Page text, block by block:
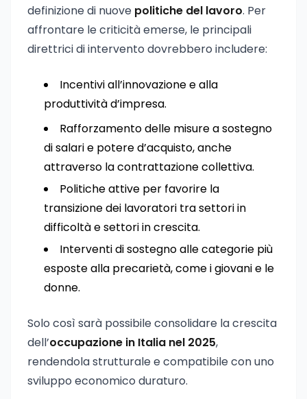
definizione di nuove politiche del lavoro. Per
affrontare le criticità emerse, le principali
direttrici di intervento dovrebbero includere:
Incentivi all’innovazione e alla
produttività d’impresa.
Rafforzamento delle misure a sostegno
di salari e potere d’acquisto, anche
attraverso la contrattazione collettiva.
Politiche attive per favorire la
transizione dei lavoratori tra settori in
difficoltà e settori in crescita.
Interventi di sostegno alle categorie più
esposte alla precarietà, come i giovani e le
donne.
Solo così sarà possibile consolidare la crescita
dell’occupazione in Italia nel 2025,
rendendola strutturale e compatibile con uno
sviluppo economico duraturo.